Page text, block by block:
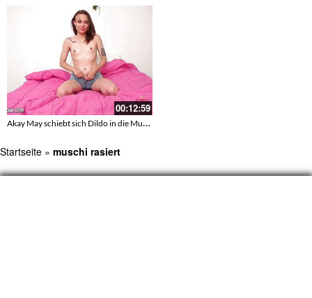
00:12:59
Akay May schiebt sich Dildo in die Muschi
Startseite » muschi rasiert